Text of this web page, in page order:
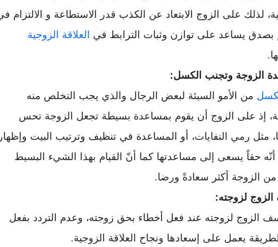
لذلك على الزوج الابتعاد عن الكذب قدر الاستطاعة و الالتزام
بصدق يساعد على توازن وثبات الترابط في العلاقة الزوجية
الزوجة وتجنب الكسل:
من الأمو السيئة لبعض الرجال والذي يجب التخلص منه
إذ على الزوج أن يقوم بمساعدة بسيطة تجعل الزوجة تحس
مثل رمي النفايات، أو المساعدة في تنظيف وترتيب البيت وإظهار
أنّه حقاً يسعى إلى مساعدتها كما أنّ القيام بهذا الشيء البسيط
الزوجة أكثر سعادةً ورضا.
لزوجته:
الزوج لزوجته عند فعل أخطاء بحق زوجته، وعدم التردد بفعل
يعمل على إسعادها ونجاح العلاقة الزوجية.